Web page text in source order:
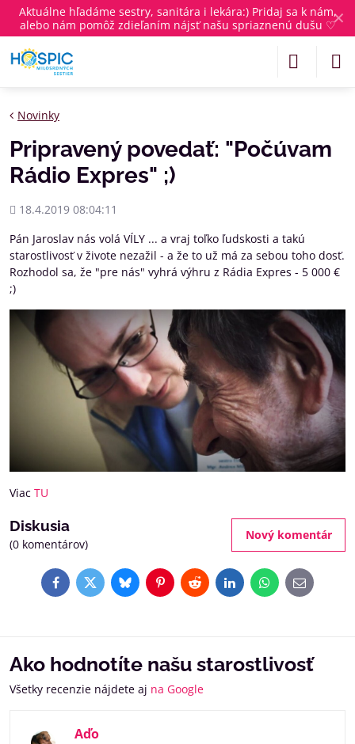
✕
Aktuálne hľadáme sestry, sanitára i lekára:) Pridaj sa k nám,
alebo nám pomôž zdieľaním nájsť našu spriaznenú dušu ♡
Novinky
Pripravený povedať: "Počúvam
Rádio Expres" ;)
Pridané
18.4.2019 08:04:11
Pán Jaroslav nás volá VÍLY ... a vraj toľko ľudskosti a takú
starostlivosť v živote nezažil - a že to už má za sebou toho dosť.
Rozhodol sa, že "pre nás" vyhrá výhru z Rádia Expres - 5 000 €
;)
Viac TU
Diskusia
(0 komentárov)
Nový komentár
FacebookTwitterBlueskyPinterestRedditLinkedInWhatsApp
E-
mail
Ako hodnotíte našu starostlivosť
Všetky recenzie nájdete aj na Google
Aďo